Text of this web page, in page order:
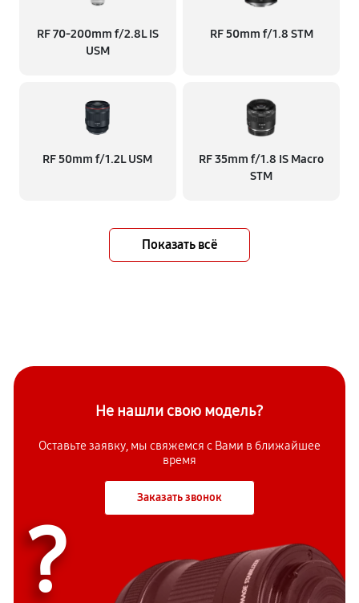
RF 70‑200mm f/2.8L IS
USM
RF 50mm f/1.8 STM
RF 50mm f/1.2L USM
RF 35mm f/1.8 IS Macro
STM
Показать всё
Не нашли свою модель?
Оставьте заявку, мы свяжемся с Вами в ближайшее
время
Заказать звонок
?